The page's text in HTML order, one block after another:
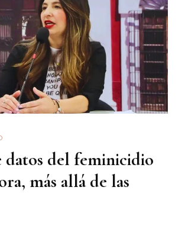
datos del feminicidio
más allá de las